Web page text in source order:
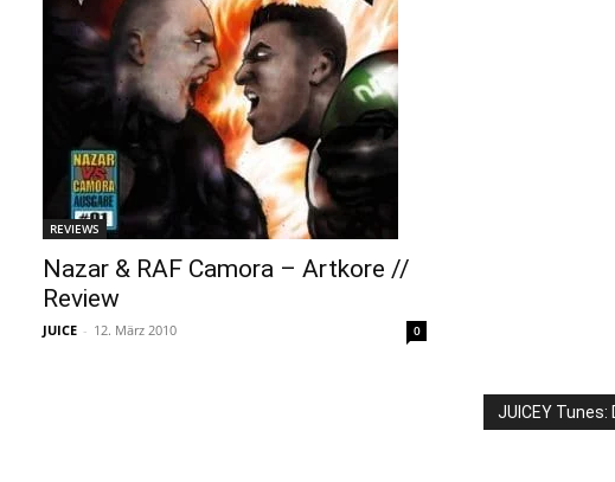
REVIEWS
Nazar & RAF Camora – Artkore //
Review
JUICE - 12. März 2010 0
JUICEY